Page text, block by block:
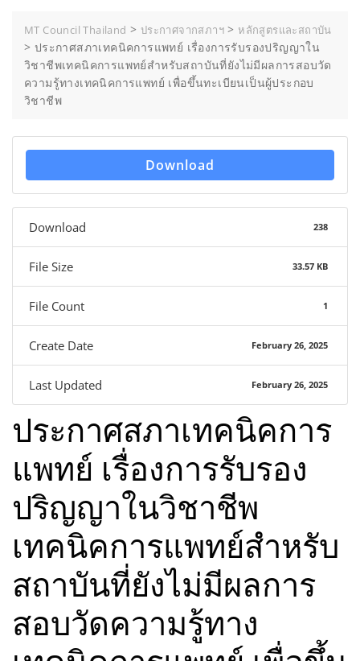
MT Council Thailand > ประกาศจากสภาฯ >หลักสูตรและสถาบัน
> ประกาศสภาเทคนิคการแพทย์ เรื่องการรับรองปริญญาใน
วิชาชีพเทคนิคการแพทย์สำหรับสถาบันที่ยังไม่มีผลการสอบวัด
ความรู้ทางเทคนิคการแพทย์ เพื่อขึ้นทะเบียนเป็นผู้ประกอบ
วิชาชีพ
Download
Download 238
File Size 33.57 KB
File Count 1
Create Date February 26, 2025
Last Updated February 26, 2025
ประกาศสภาเทคนิคการ
แพทย์ เรื่องการรับรอง
ปริญญาในวิชาชีพ
เทคนิคการแพทย์สำหรับ
สถาบันที่ยังไม่มีผลการ
สอบวัดความรู้ทาง